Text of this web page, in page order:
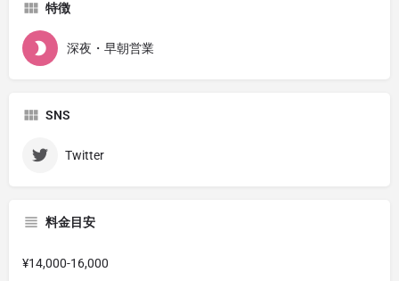
特徴
深夜・早朝営業
SNS
Twitter
料金目安
¥14,000-16,000